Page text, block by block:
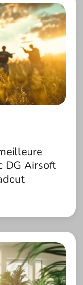
DG Airsoft